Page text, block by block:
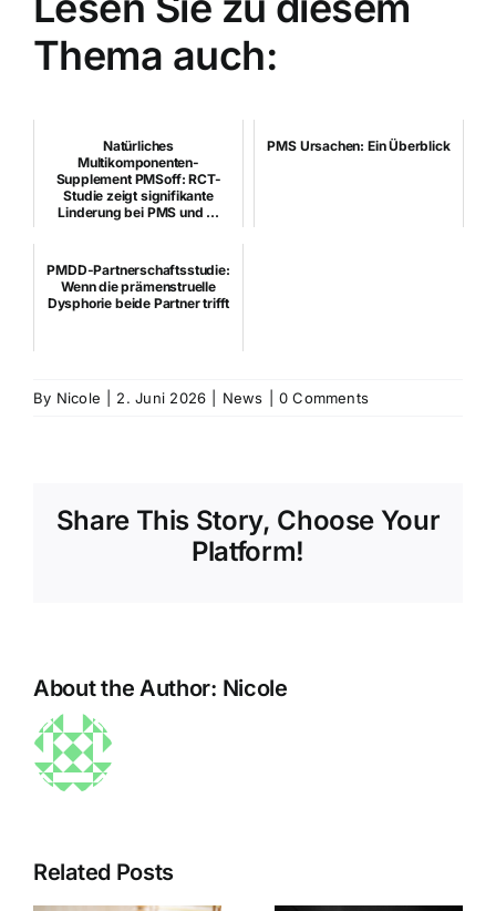
Thema auch:
Natürliches
Multikomponenten-
Supplement PMSoff: RCT-
Studie zeigt signifikante
Linderung bei PMS und ...
PMS Ursachen: Ein Überblick
PMDD-Partnerschaftsstudie:
Wenn die prämenstruelle
Dysphorie beide Partner trifft
By Nicole 2. Juni 2026 News 0 Comments
Share This Story, Choose Your
Platform!
About the Author: Nicole
Related PostsIndische